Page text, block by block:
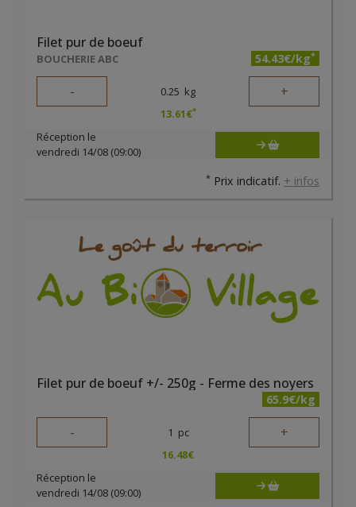
Filet pur de boeuf
BOUCHERIE ABC 54.43€/kg*
- 0.25 kg +
13.61€*
Réception le
vendredi 14/08 (09:00)
* Prix indicatif. + infos
Filet pur de boeuf +/- 250g - Ferme des noyers
65.9€/kg
- 1 pc +
16.48€
Réception le
vendredi 14/08 (09:00)